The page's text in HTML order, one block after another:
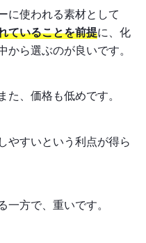
に使われる素材として
ていることを前提に、化
ら選ぶのが良いです。
、価格も低めです。
やすいという利点が得ら
方で、重いです。